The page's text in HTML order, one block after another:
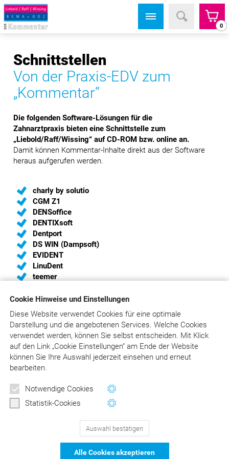
Cookie Hinweise und Einstellungen
Diese Website verwendet Cookies für eine optimale
Darstellung und die angebotenen Services. Welche Cookies
verwendet werden, können Sie selbst entscheiden. Mit Klick
aufden Link „Cookie Einstellungen“ am Ende der Website
können Sie Ihre Auswahl jederzeit einsehen und erneut
bearbeiten.
Notwendige Cookies
Statistik-Cookies
Auswahl bestätigen
Alle Cookies akzeptieren
0
Schnittstellen
Von der Praxis-EDV zum
„Kommentar“
Die folgenden Software-Lösungen für die
Zahnarztpraxis bieten eine Schnittstelle zum
„Liebold/Raff/Wissing“ auf CD-ROM bzw. online an.
Damit können Kommentar-Inhalte direkt aus der Software
heraus aufgerufen werden.
charly by solutio
CGM Z1
DENSoffice
DENTIXsoft
Dentport
DS WIN (Dampsoft)
EVIDENT
LinuDent
teemer
Sie sind Hersteller von Praxis-Software und haben
Interesse, eine Schnittstelle zum
„Liebold/Raff/Wissing“ einzurichten?
Wir unterstützen Sie gerne und liefern Ihnen die aktuelle
Schnittstellenbeschreibung. Bitte schreiben Sie an
129Bewertungen auf ProvenExpert.com